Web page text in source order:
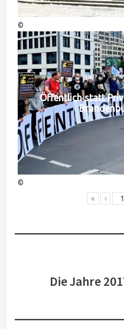
©
Öffentlich statt
©
« ‹
Die Jahre